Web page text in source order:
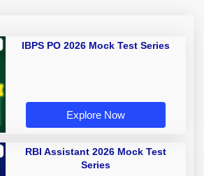
IBPS PO 2026 Mock Test Series
Explore Now
RBI Assistant 2026 Mock Test
Series